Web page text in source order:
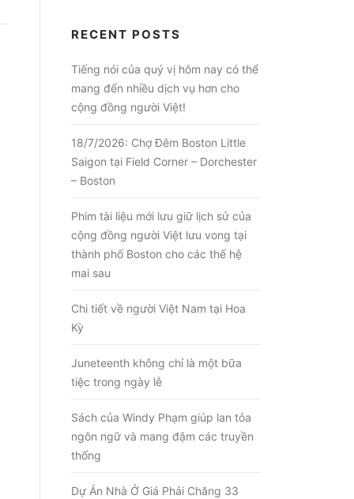
RECENT POSTS
Tiếng nói của quý vị hôm nay có thể
mang đến nhiều dịch vụ hơn cho
cộng đồng người Việt!
18/7/2026: Chợ Đêm Boston Little
Saigon tại Field Corner – Dorchester
– Boston
Phim tài liệu mới lưu giữ lịch sử của
cộng đồng người Việt lưu vong tại
thành phố Boston cho các thế hệ
mai sau
Chi tiết về người Việt Nam tại Hoa
Kỳ
Juneteenth không chỉ là một bữa
tiệc trong ngày lễ
Sách của Windy Phạm giúp lan tỏa
ngôn ngữ và mang đậm các truyền
thống
Dự Án Nhà Ở Giá Phải Chăng 33